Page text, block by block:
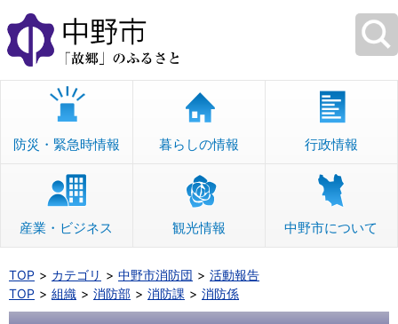
本
文
へ
移
防災・緊急時情報 暮らしの情報 行政情報
産業・ビジネス 観光情報 中野市について
TOP カテゴリ 中野市消防団
活動報告
TOP
組織 消防部 消防課 消防係